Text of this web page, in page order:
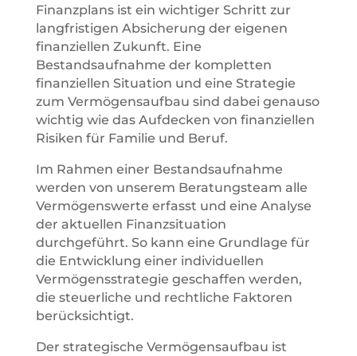
Finanzplans ist ein wichtiger Schritt zur
langfristigen Absicherung der eigenen
finanziellen Zukunft. Eine
Bestandsaufnahme der kompletten
finanziellen Situation und eine Strategie
zum Vermögensaufbau sind dabei genauso
wichtig wie das Aufdecken von finanziellen
Risiken für Familie und Beruf.
Im Rahmen einer Bestandsaufnahme
werden von unserem Beratungsteam alle
Vermögenswerte erfasst und eine Analyse
der aktuellen Finanzsituation
durchgeführt. So kann eine Grundlage für
die Entwicklung einer individuellen
Vermögensstrategie geschaffen werden,
die steuerliche und rechtliche Faktoren
berücksichtigt.
Der strategische Vermögensaufbau ist